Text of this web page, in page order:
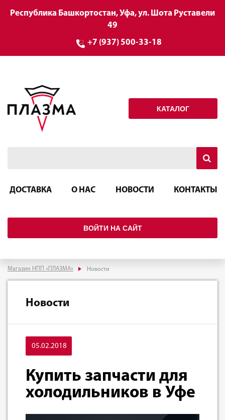
Республика Башкортостан, Уфа, ул. Шота Руставели
49
+7 (937) 500-33-18
КАТАЛОГ
ДОСТАВКА О НАС НОВОСТИ КОНТАКТЫ
ВОЙТИ НА САЙТ
Магазин НПП «ПЛАЗМА» Новости
Новости
05.02.2018
Купить запчасти для
холодильников в Уфе